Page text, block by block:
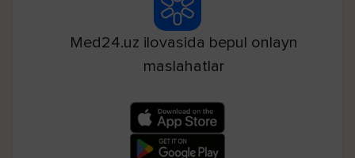
Med24.uz ilovasida bepul onlayn
maslahatlar